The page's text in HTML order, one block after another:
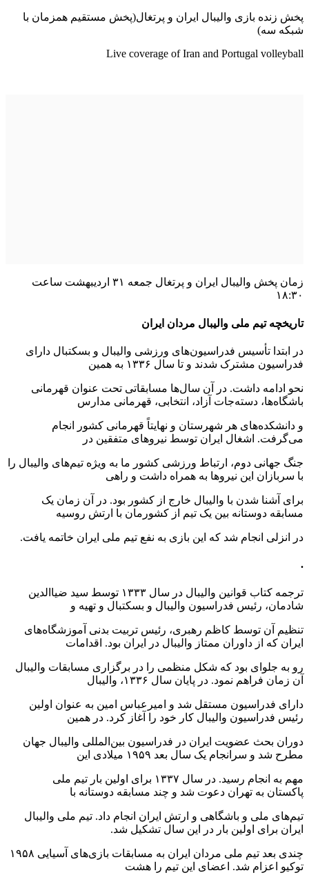
پخش زنده بازی والیبال ایران و پرتغال(پخش مستقیم همزمان با
شبکه سه)
Live coverage of Iran and Portugal volleyball
زمان پخش والیبال ایران و پرتغال جمعه ۳۱ اردیبهشت ساعت
۱۸:۳۰
تاریخچه تیم ملی والیبال مردان ایران
در ابتدا تأسیس فدراسیون‌های ورزشی والیبال و بسکتبال دارای
فدراسیون مشترک شدند و تا سال ۱۳۳۶ به همین
نحو ادامه داشت. در آن سال‌ها مسابقاتی تحت عنوان قهرمانی
باشگاه‌ها، دسته‌جات آزاد، انتخابی، قهرمانی مدارس
و دانشکده‌های هر شهرستان و نهایتاً قهرمانی کشور انجام
می‌گرفت. اشغال ایران توسط نیروهای متفقین در
جنگ جهانی دوم، ارتباط ورزشی کشور ما به ویژه تیم‌های والیبال را
با سربازان این نیروها به همراه داشت و راهی
برای آشنا شدن با والیبال خارج از کشور بود. در آن زمان یک
مسابقه دوستانه بین یک تیم از کشورمان با ارتش روسیه
در انزلی انجام شد که این بازی به نفع تیم ملی ایران خاتمه یافت.
.
ترجمه کتاب قوانین والیبال در سال ۱۳۳۳ توسط سید ضیاالدین
شادمان، رئیس فدراسیون والیبال و بسکتبال و تهیه و
تنظیم آن توسط کاظم رهبری، رئیس تربیت بدنی آموزشگاه‌های
ایران که از داوران ممتاز والیبال در ایران بود. اقدامات
رو به جلوای بود که شکل منظمی را در برگزاری مسابقات والیبال
آن زمان فراهم نمود. در پایان سال ۱۳۳۶، والیبال
دارای فدراسیون مستقل شد و امیرعباس امین به عنوان اولین
رئیس فدراسیون والیبال کار خود را آغاز کرد. در همین
دوران بحث عضویت ایران در فدراسیون بین‌المللی والیبال جهان
مطرح شد و سرانجام یک سال بعد ۱۹۵۹ میلادی این
مهم به انجام رسید. در سال ۱۳۳۷ برای اولین بار تیم ملی
پاکستان به تهران دعوت شد و چند مسابقه دوستانه با
تیم‌های ملی و باشگاهی و ارتش ایران انجام داد. تیم ملی والیبال
ایران برای اولین بار در این سال تشکیل شد.
چندی بعد تیم ملی مردان ایران به مسابقات بازی‌های آسیایی ۱۹۵۸
توکیو اعزام شد. اعضای این تیم را هشت